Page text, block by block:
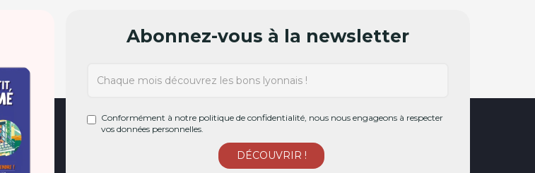
Abonnez-vous à la newsletter
Conformément à notre politique de confidentialité, nous nous engageons à respecter
vos données personnelles.